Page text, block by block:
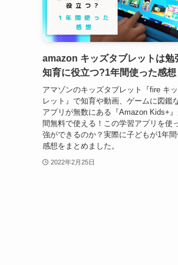
amazon キッズタブレットは勉
知育に役立つ?1年間使った感想
アマゾンのキッズタブレット『fire キ
レット』で知育や動画、ゲームに図鑑
アプリが無数にある『Amazon Kids+
間無料で使える！この学習アプリを使
強ができるのか？実際に子どもが1年
感想をまとめました。
2022年2月25日